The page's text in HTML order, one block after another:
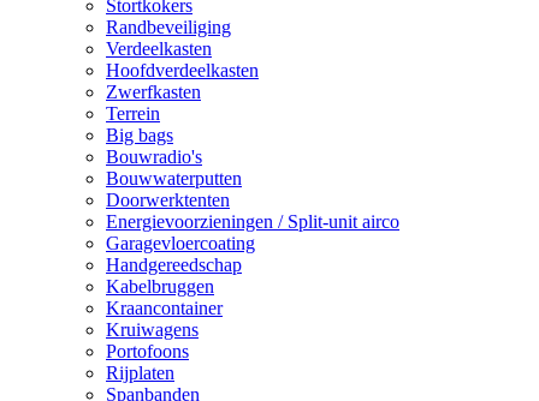
Stortkokers
Randbeveiliging
Verdeelkasten
Hoofdverdeelkasten
Zwerfkasten
Terrein
Big bags
Bouwradio's
Bouwwaterputten
Doorwerktenten
Energievoorzieningen / Split-unit airco
Garagevloercoating
Handgereedschap
Kabelbruggen
Kraancontainer
Kruiwagens
Portofoons
Rijplaten
Spanbanden